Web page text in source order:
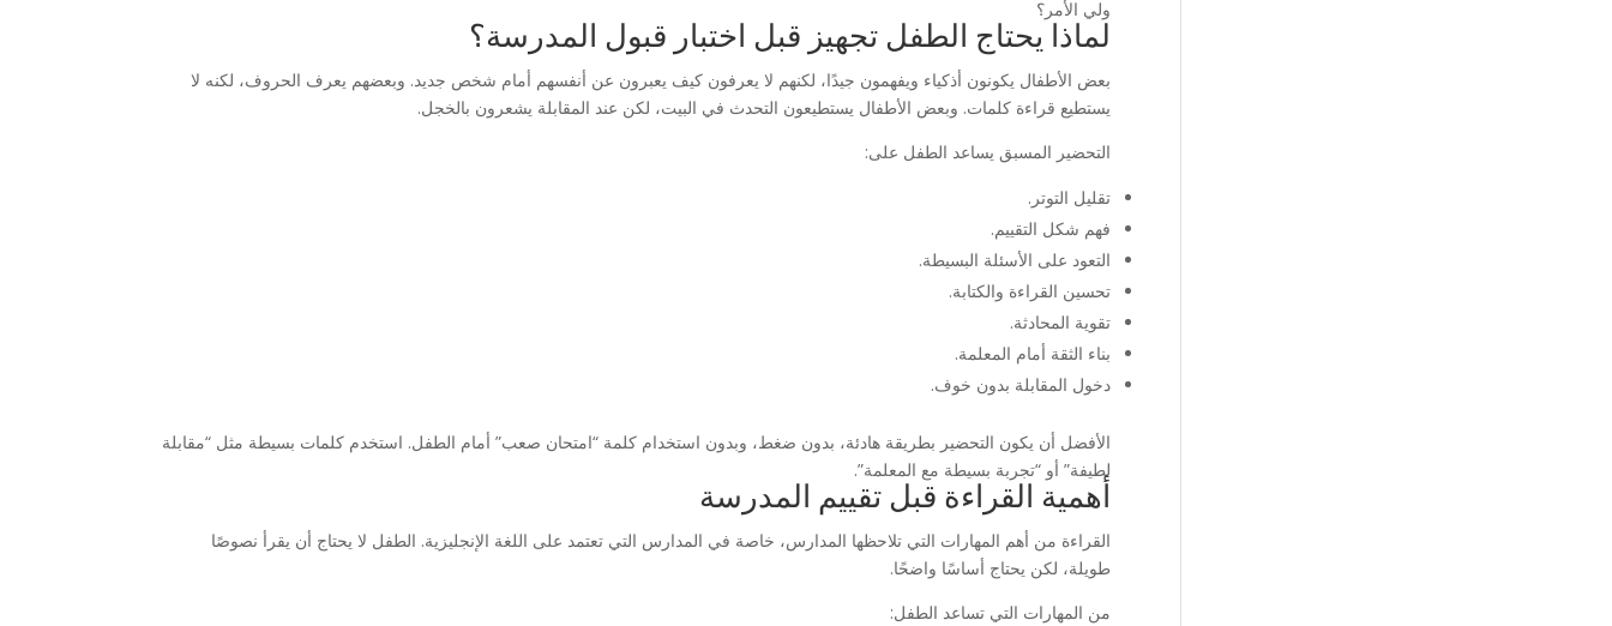
ولي الأمر؟
لماذا يحتاج الطفل تجهيز قبل اختبار قبول المدرسة؟
بعض الأطفال يكونون أذكياء ويفهمون جيدًا، لكنهم لا يعرفون كيف يعبرون عن أنفسهم أمام شخص جديد. وبعضهم يعرف الحروف، لكنه لا
يستطيع قراءة كلمات. وبعض الأطفال يستطيعون التحدث في البيت، لكن عند المقابلة يشعرون بالخجل.
التحضير المسبق يساعد الطفل على:
تقليل التوتر.
فهم شكل التقييم.
التعود على الأسئلة البسيطة.
تحسين القراءة والكتابة.
تقوية المحادثة.
بناء الثقة أمام المعلمة.
دخول المقابلة بدون خوف.
الأفضل أن يكون التحضير بطريقة هادئة، بدون ضغط، وبدون استخدام كلمة “امتحان صعب” أمام الطفل. استخدم كلمات بسيطة مثل “مقابلة
لطيفة” أو “تجربة بسيطة مع المعلمة”.
أهمية القراءة قبل تقييم المدرسة
القراءة من أهم المهارات التي تلاحظها المدارس، خاصة في المدارس التي تعتمد على اللغة الإنجليزية. الطفل لا يحتاج أن يقرأ نصوصًا
طويلة، لكن يحتاج أساسًا واضحًا.
من المهارات التي تساعد الطفل: